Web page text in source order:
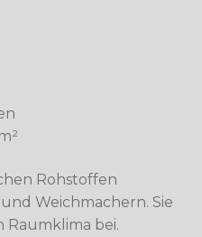
Rohstoffen
Weichmachern. Sie
bei.